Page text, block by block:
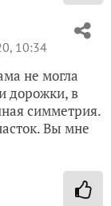
10:34
не могла
дорожки, в
симметрия.
Вы мне